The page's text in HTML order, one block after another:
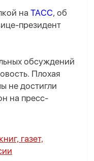
на ТАСС, об
президент
обсуждений
Плохая
не достигли
на пресс-
газет,